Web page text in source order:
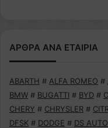
ΑΡΘΡΑ ΑΝΑ ΕΤΑΙΡΙΑ
ABARTH # ALFA ROMEO #
BMW # BUGATTI # BYD #
CHERY # CHRYSLER #
DFSK # DODGE # DS